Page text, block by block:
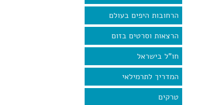
הרחובות היפים בעולם
הרצאות וסרטים בזום
חו"ל בישראל
המדריך לתרמילאי
טרקים